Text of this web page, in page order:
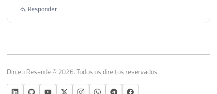
Responder
Dirceu Resende © 2026. Todos os direitos reservados.